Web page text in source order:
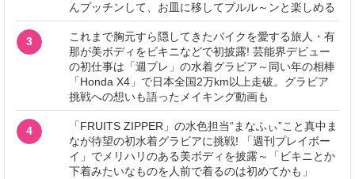
んプッチンして、お皿に移してプルル～ンと楽しめる
3
これまで胸元すら隠してきたバイクを愛する旅人・有
那が美ボディをビキニなどで初披露! 芸能界デビュー
の初仕事は「週プレ」の水着グラビア～同い年の相棒
「Honda X4」で日本全国2万km以上走破。グラビア
挑戦への想いも語ったメイキング動画も
4
「FRUITS ZIPPER」の水色担当“まなふぃ”こと真中ま
なが待望の初水着グラビアに挑戦! 「週刊プレイボー
イ」でメリハリのある美ボディを披露～「ビキニとか
下着みたいなものを人前で着るのは初めてかも」